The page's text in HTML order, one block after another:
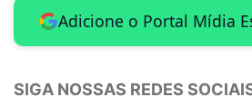
Adicione o Portal Mídia
SIGA NOSSAS REDES